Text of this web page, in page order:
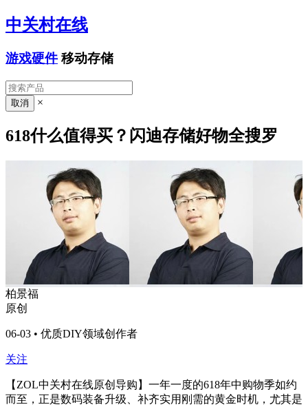
中关村在线
游戏硬件 移动存储
×
618什么值得买？闪迪存储好物全搜罗
柏景福
原创
06-03 • 优质DIY领域创作者
关注
【 ZOL中关村在线原创导购】一年一度的618年中购物季如约
而至，正是数码装备升级、补齐实用刚需的黄金时机，尤其是